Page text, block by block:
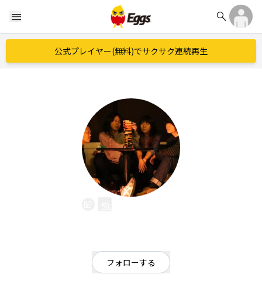
menu search
公式プレイヤー(無料)でサクサク連続再生
フォローする